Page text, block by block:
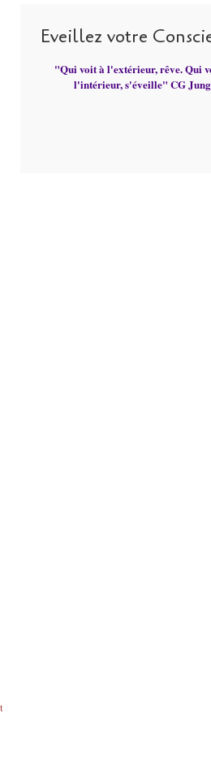
Eveillez votre
"Qui voit à l'extérieur, rêve. Qui
l'intérieur, s'éveille" CG Jung